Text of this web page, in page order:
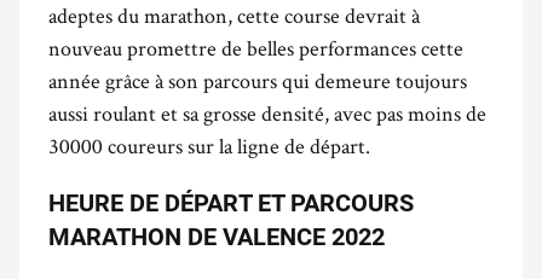
adeptes du marathon, cette course devrait à
nouveau promettre de belles performances cette
année grâce à son parcours qui demeure toujours
aussi roulant et sa grosse densité, avec pas moins de
30000 coureurs sur la ligne de départ.
HEURE DE DÉPART ET PARCOURS
MARATHON DE VALENCE 2022